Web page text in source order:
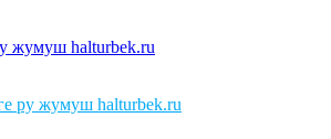
ру жумуш halturbek.ru